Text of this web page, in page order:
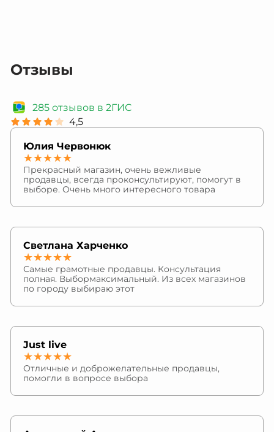
Отзывы
285 отзывов в 2ГИС
4,5
Юлия Червонюк
★★★★★
Прекрасный магазин, очень вежливые
продавцы, всегда проконсультируют, помогут в
выборе. Очень много интересного товара
Светлана Харченко
★★★★★
Самые грамотные продавцы. Консультация
полная. Выбормаксимальный. Из всех магазинов
по городу выбираю этот
Just live
★★★★★
Отличные и доброжелательные продавцы,
помогли в вопросе выбора